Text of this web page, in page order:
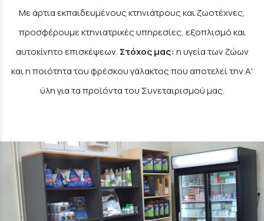
Με άρτια εκπαιδευμένους κτηνιάτρους και ζωοτέχνες,
προσφέρουμε κτηνιατρικές υπηρεσίες, εξοπλισμό και
αυτοκίνητο επισκέψεων. Στόχος μας: η υγεία των ζώων
και η ποιότητα του φρέσκου γάλακτος που αποτελεί την Α'
ύλη για τα προϊόντα του Συνεταιρισμού μας.